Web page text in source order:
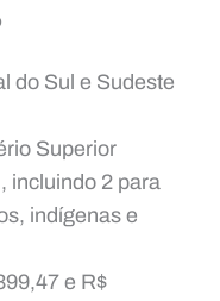
do Sul e Sudeste
Superior
incluindo 2 para
indígenas e
e R$